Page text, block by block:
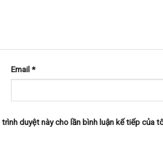
Email*
duyệt này cho lần bình luận kế tiếp của